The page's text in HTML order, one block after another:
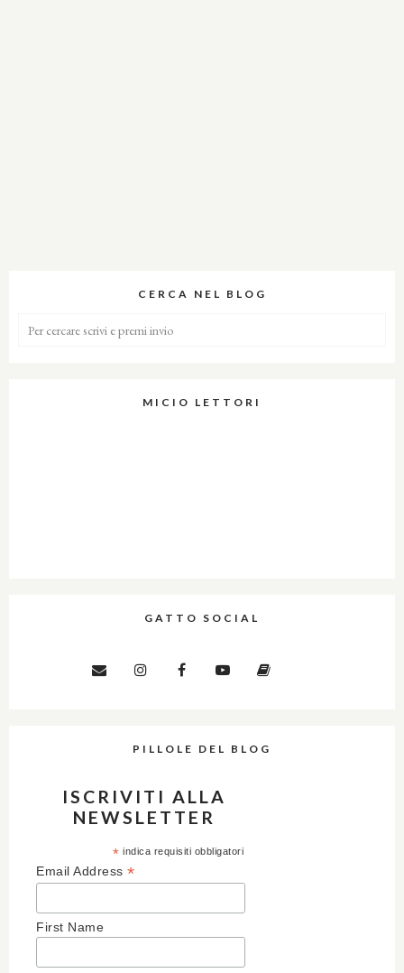
CERCA NEL BLOG
MICIO LETTORI
GATTO SOCIAL
PILLOLE DEL BLOG
ISCRIVITI ALLA
NEWSLETTER
* indica requisiti obbligatori
Email Address *
First Name